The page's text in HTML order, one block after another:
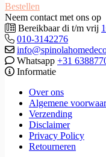
Bestellen
Neem contact met ons op
Bereikbaar di t/m vrij
010-3142276
Whatsapp +31
Informatie
Over ons
Algemene
Verzending
Disclaimer
Privacy Policy
Retourneren